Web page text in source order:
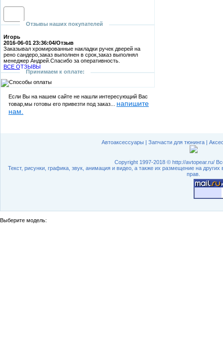
Отзывы наших покупателей
Игорь
2016-06-01 23:36:04/Отзыв
Заказывал хромированные накладки ручек дверей на
рено сандеро,заказ выполнен в срок,заказ выполнял
менеджер Андрей.Спасибо за оперативность.
ВСЕ ОТЗЫВЫ
Принимаем к оплате:
Если Вы на нашем сайте не нашли интересующий Вас
товар,мы готовы его привезти под заказ... напишите
нам.
Автоаксессуары | Запчасти для тюнинга |
Copyright 1997-2018 © http://avtopear.ru/
Текст, рисунки, графика, звук, анимация и видео, а также их размещение на
прав.
Выберите модель: